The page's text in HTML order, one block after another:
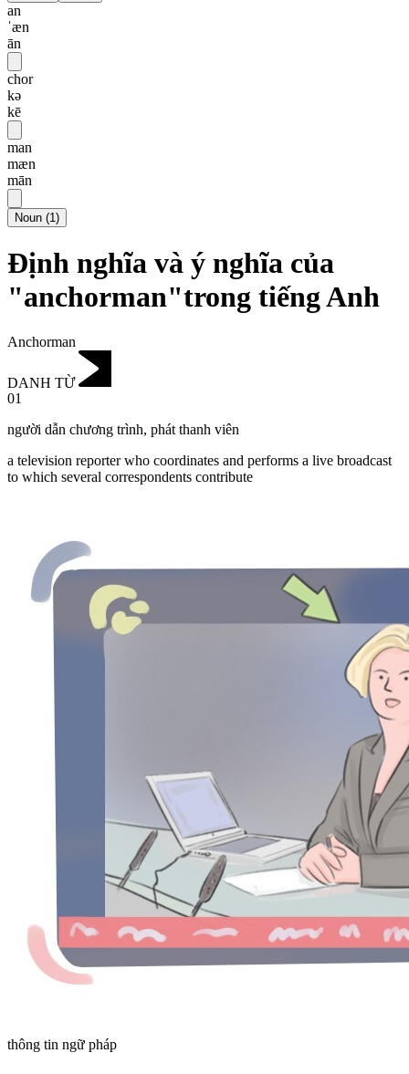
an
ˈæn
ān
chor
kə
kē
man
mæn
mān
Noun (1)
Định nghĩa và ý nghĩa của
"anchorman"trong tiếng Anh
Anchorman
DANH TỪ
01
người dẫn chương trình, phát thanh viên
a television reporter who coordinates and performs a live broadcast
to which several correspondents contribute
thông tin ngữ pháp